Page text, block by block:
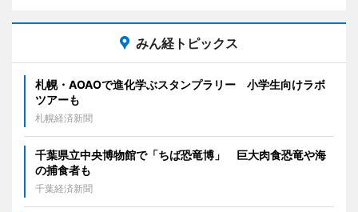
みん経トピックス
札幌・AOAOで進化学ぶスタンプラリー 小学生向けラボ
ツアーも
札幌経済新聞
千葉県立中央博物館で「ちば恐竜博」 巨大肉食恐竜や海
の捕食者も
千葉経済新聞